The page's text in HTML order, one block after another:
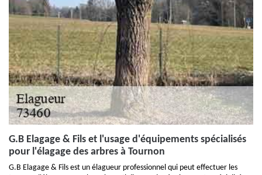
G.B Elagage & Fils et l'usage d'équipements spécialisés
pour l'élagage des arbres à Tournon
G.B Elagage & Fils est un élagueur professionnel qui peut effectuer les